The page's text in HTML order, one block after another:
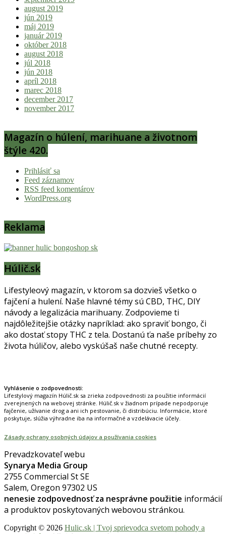
august 2019
jún 2019
máj 2019
január 2019
október 2018
august 2018
júl 2018
jún 2018
apríl 2018
marec 2018
december 2017
november 2017
Magazín o húlení, marihuane a životnom
štýle 420.
Prihlásiť sa
Feed záznamov
RSS feed komentárov
WordPress.org
Reklama
Húlič.sk
Lifestyleový magazín, v ktorom sa dozvieš všetko o
fajčení a hulení. Naše hlavné témy sú CBD, THC, DIY
návody a legalizácia marihuany. Zodpovieme ti
najdôležitejšie otázky napríklad: ako spraviť bongo, či
ako dostať stopy THC z tela. Dostanú ťa naše príbehy zo
života húličov, alebo vyskúšaš naše chutné recepty.
Vyhlásenie o zodpovednosti:
Lifestylový magazín Húlič.sk sa zrieka zodpovednosti za použitie informácií
zverejnených na webovej stránke. Húlič.sk v žiadnom prípade nepodporuje
fajčenie, užívanie drog a ani ich pestovanie, či distribúciu. Informácie, ktoré
poskytuje, slúžia výhradne iba na informačné a vzdelávacie účely.
Zásady ochrany osobných údajov a používania cookies
Prevadzkovateľ webu
Synarya Media Group
2755 Commercial St SE
Salem, Oregon 97302 US
nenesie zodpovednosť za nesprávne použitie informácií
a produktov poskytovaných webovou stránkou.
Copyright © 2026 Hulic.sk | Tvoj sprievodca svetom pohody a